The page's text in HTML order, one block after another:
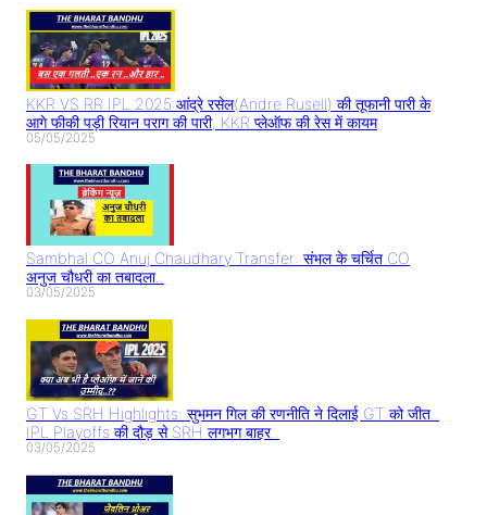
KKR VS RR IPL 2025:आंद्रे रसेल(Andre Rusell) की तूफानी पारी के
आगे फीकी पड़ी रियान पराग की पारी, KKR प्लेऑफ की रेस में कायम
05/05/2025
Sambhal CO Anuj Chaudhary Transfer: संभल के चर्चित CO
अनुज चौधरी का तबादला..
03/05/2025
GT Vs SRH Highlights: सुभमन गिल की रणनीति ने दिलाई GT को जीत..
IPL Playoffs की दौड़ से SRH लगभग बाहर..
03/05/2025